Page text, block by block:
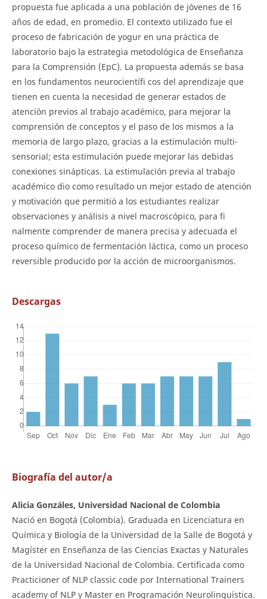
propuesta fue aplicada a una población de jóvenes de 16
años de edad, en promedio. El contexto utilizado fue el
proceso de fabricación de yogur en una práctica de
laboratorio bajo la estrategia metodológica de Enseñanza
para la Comprensión (EpC). La propuesta además se basa
en los fundamentos neurocientífi cos del aprendizaje que
tienen en cuenta la necesidad de generar estados de
atención previos al trabajo académico, para mejorar la
comprensión de conceptos y el paso de los mismos a la
memoria de largo plazo, gracias a la estimulación multi-
sensorial; esta estimulación puede mejorar las debidas
conexiones sinápticas. La estimulación previa al trabajo
académico dio como resultado un mejor estado de atención
y motivación que permitió a los estudiantes realizar
observaciones y análisis a nivel macroscópico, para fi
nalmente comprender de manera precisa y adecuada el
proceso químico de fermentación láctica, como un proceso
reversible producido por la acción de microorganismos.
Descargas
Biografía del autor/a
Alicia Gonzáles, Universidad Nacional de Colombia
Nació en Bogotá (Colombia). Graduada en Licenciatura en
Química y Biología de la Universidad de la Salle de Bogotá y
Magíster en Enseñanza de las Ciencias Exactas y Naturales
de la Universidad Nacional de Colombia. Certificada como
Practicioner of NLP classic code por International Trainers
academy of NLP y Master en Programación Neurolinguística.